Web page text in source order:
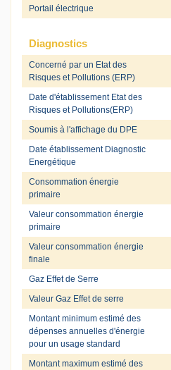
Portail électrique
Diagnostics
Concerné par un Etat des
Risques et Pollutions (ERP)
Date d'établissement Etat des
Risques et Pollutions(ERP)
Soumis à l'affichage du DPE
Date établissement Diagnostic
Energétique
Consommation énergie
primaire
Valeur consommation énergie
primaire
Valeur consommation énergie
finale
Gaz Effet de Serre
Valeur Gaz Effet de serre
Montant minimum estimé des
dépenses annuelles d'énergie
pour un usage standard
Montant maximum estimé des